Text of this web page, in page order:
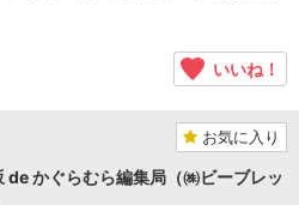
いいね！
お気に入り
de かぐらむら編集局（㈱ビーブレッ